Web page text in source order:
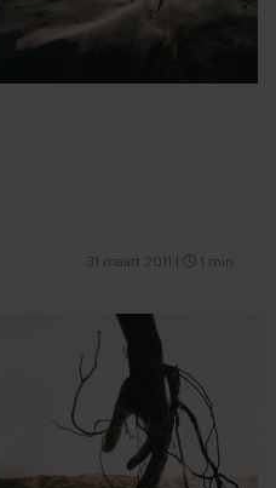
31 maart 2011 1 min